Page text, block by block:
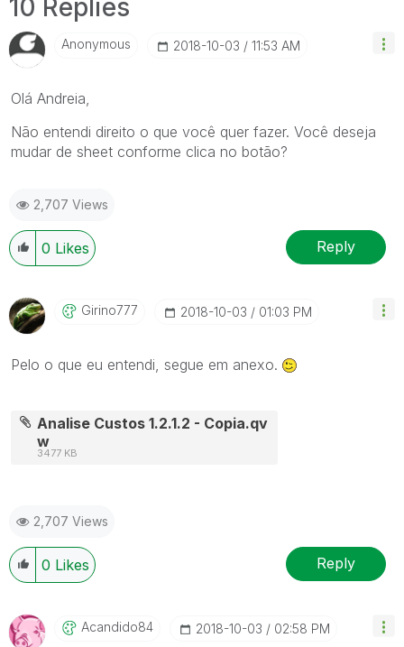
10 Replies
Anonymous ‎2018-10-03 11:53 AM
Olá Andreia,
Não entendi direito o que você quer fazer. Você deseja
mudar de sheet conforme clica no botão?
2,707 Views
0 Likes Reply
Girino777 ‎2018-10-03 01:03 PM
Pelo o que eu entendi, segue em anexo.
Analise Custos 1.2.1.2 - Copia.qv
w
3477 KB
2,707 Views
0 Likes Reply
Acandido84 ‎2018-10-03 02:58 PM